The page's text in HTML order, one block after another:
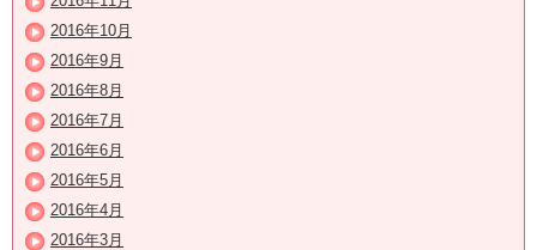
2016年10月
2016年9月
2016年8月
2016年7月
2016年6月
2016年5月
2016年4月
2016年3月